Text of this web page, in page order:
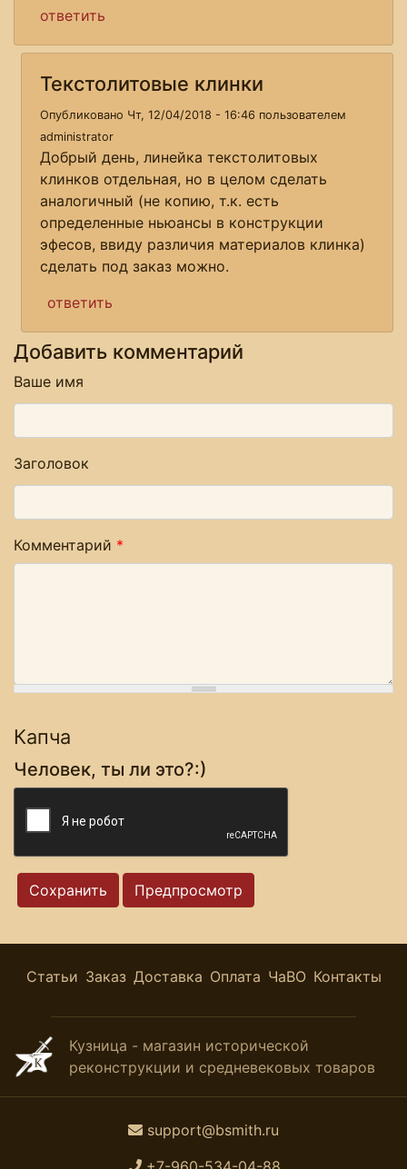
ответить
Текстолитовые клинки
Опубликовано Чт, 12/04/2018 - 16:46 пользователем
administrator
Добрый день, линейка текстолитовых
клинков отдельная, но в целом сделать
аналогичный (не копию, т.к. есть
определенные ньюансы в конструкции
эфесов, ввиду различия материалов клинка)
сделать под заказ можно.
ответить
Добавить комментарий
Ваше имя
Заголовок
Комментарий *
Капча
Человек, ты ли это?:)
Статьи Заказ Доставка Оплата ЧаВО Контакты
Кузница - магазин исторической
реконструкции и средневековых товаров
support@bsmith.ru